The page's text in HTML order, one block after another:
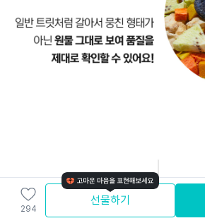
294
선물하기